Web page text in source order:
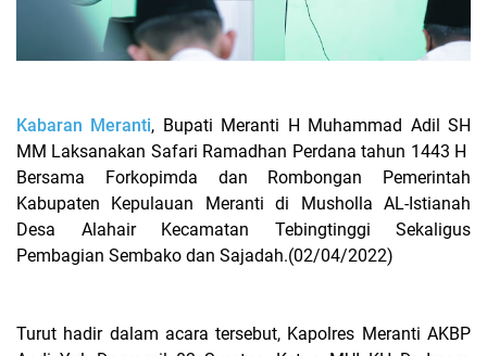
Kabaran Meranti, Bupati Meranti H Muhammad Adil SH
MM Laksanakan Safari Ramadhan Perdana tahun 1443 H
Bersama Forkopimda dan Rombongan Pemerintah
Kabupaten Kepulauan Meranti di Musholla AL-Istianah
Desa Alahair Kecamatan Tebingtinggi Sekaligus
Pembagian Sembako dan Sajadah.(02/04/2022)
Turut hadir dalam acara tersebut, Kapolres Meranti AKBP